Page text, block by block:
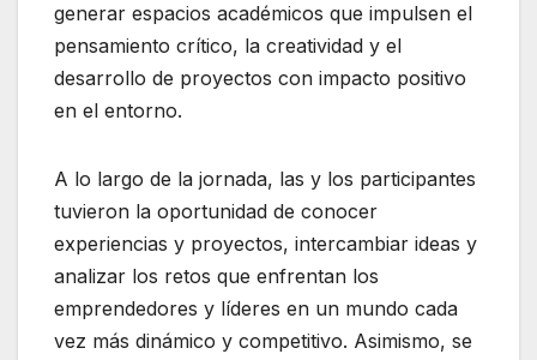
generar espacios académicos que impulsen el
pensamiento crítico, la creatividad y el
desarrollo de proyectos con impacto positivo
en el entorno.
A lo largo de la jornada, las y los participantes
tuvieron la oportunidad de conocer
experiencias y proyectos, intercambiar ideas y
analizar los retos que enfrentan los
emprendedores y líderes en un mundo cada
vez más dinámico y competitivo. Asimismo, se